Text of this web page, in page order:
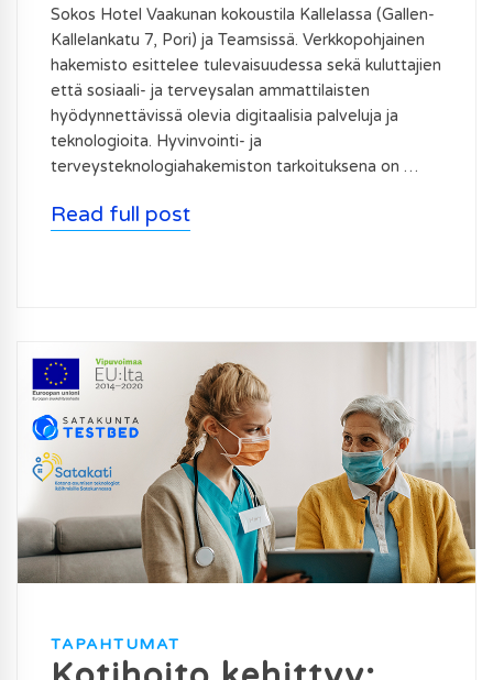
Sokos Hotel Vaakunan kokoustila Kallelassa (Gallen-
Kallelankatu 7, Pori) ja Teamsissä. Verkkopohjainen
hakemisto esittelee tulevaisuudessa sekä kuluttajien
että sosiaali- ja terveysalan ammattilaisten
hyödynnettävissä olevia digitaalisia palveluja ja
teknologioita. Hyvinvointi- ja
terveysteknologiahakemiston tarkoituksena on …
Read full post
TAPAHTUMAT